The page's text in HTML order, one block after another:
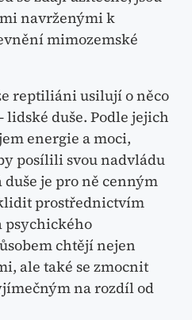
navrženými k
mimozemské
reptiliáni usilují o něco
duše. Podle jejich
energie a moci,
posílili svou nadvládu
je pro ně cenným
prostřednictvím
psychického
chtějí nejen
ale také se zmocnit
na rozdíl od